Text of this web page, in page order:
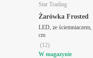
Star Trading
Żarówka Frosted
LED, ze
cm
(12)
W magazynie